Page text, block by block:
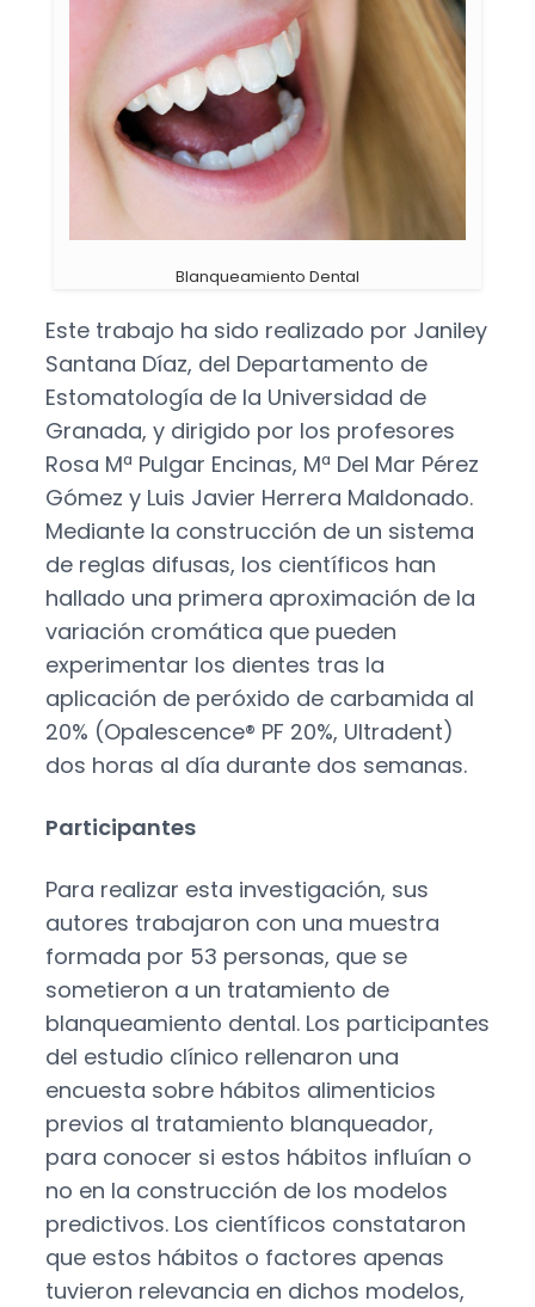
Blanqueamiento Dental
Este trabajo ha sido realizado por Janiley
Santana Díaz, del Departamento de
Estomatología de la Universidad de
Granada, y dirigido por los profesores
Rosa Mª Pulgar Encinas, Mª Del Mar Pérez
Gómez y Luis Javier Herrera Maldonado.
Mediante la construcción de un sistema
de reglas difusas, los científicos han
hallado una primera aproximación de la
variación cromática que pueden
experimentar los dientes tras la
aplicación de peróxido de carbamida al
20% (Opalescence® PF 20%, Ultradent)
dos horas al día durante dos semanas.
Participantes
Para realizar esta investigación, sus
autores trabajaron con una muestra
formada por 53 personas, que se
sometieron a un tratamiento de
blanqueamiento dental. Los participantes
del estudio clínico rellenaron una
encuesta sobre hábitos alimenticios
previos al tratamiento blanqueador,
para conocer si estos hábitos influían o
no en la construcción de los modelos
predictivos. Los científicos constataron
que estos hábitos o factores apenas
tuvieron relevancia en dichos modelos,